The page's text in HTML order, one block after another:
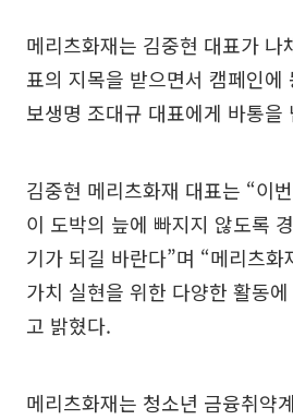
메리츠화재는 김중현 대표가 나
표의 지목을 받으면서 캠페인에
보생명 조대규 대표에게 바통을
김중현 메리츠화재 대표는 “이
이 도박의 늪에 빠지지 않도록
기가 되길 바란다”며 “메리츠화
가치 실현을 위한 다양한 활동
고 밝혔다.
메리츠화재는 청소년 금융취약